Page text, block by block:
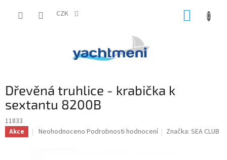
CZK
Dřevěná truhlice - krabička k
sextantu 8200B
11833
Akce
Průměrné
Neohodnoceno Podrobnosti hodnocení Značka:SEA CLUB